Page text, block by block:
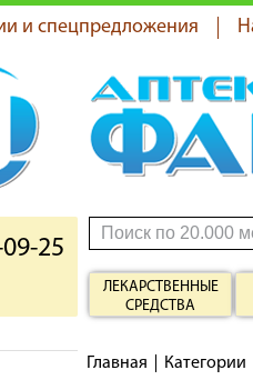
и спецпредложения
25
ЛЕКАРСТВЕННЫЕ
СРЕДСТВА
Главная Категории